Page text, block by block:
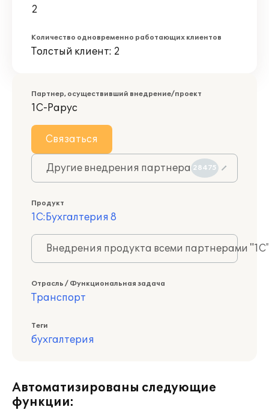
2
Количество одновременно работающих клиентов
Толстый клиент: 2
Партнер, осуществивший внедрение/проект
1С-Рарус
Связаться
Другие внедрения партнера 28475
Продукт
1С:Бухгалтерия 8
Внедрения продукта всеми партнерами
Отрасль / Функциональная задача
Транспорт
Теги
бухгалтерия
Автоматизированы следующие
функции: